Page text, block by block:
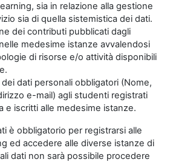
sia in relazione alla gestione
sia di quella sistemistica dei dati.
dei contributi pubblicati dagli
medesime istanze avvalendosi
di risorse e/o attività disponibili
dati personali obbligatori (Nome,
e-mail) agli studenti registrati
e iscritti alle medesime istanze.
è obbligatorio per registrarsi alle
ed accedere alle diverse istanze di
dati non sarà possibile procedere